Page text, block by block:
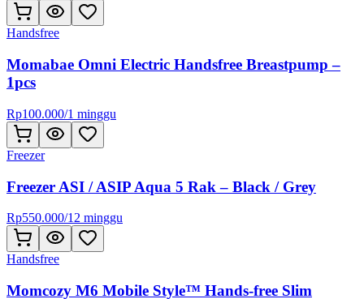
Handsfree
Momabae Omni Electric Handsfree Breastpump –
1pcs
Rp100.000/1 minggu
Freezer
Freezer ASI / ASIP Aqua 5 Rak – Black / Grey
Rp550.000/12 minggu
Handsfree
Momcozy M6 Mobile Style™ Hands-free Slim